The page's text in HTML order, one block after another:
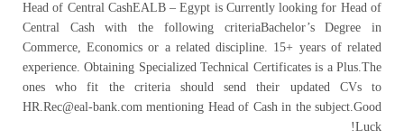
Head of Central CashEALB – Egypt is Currently looking for Head of
Central Cash with the following criteriaBachelor’s Degree in
Commerce, Economics or a related discipline. 15+ years of related
experience. Obtaining Specialized Technical Certificates is a Plus.The
ones who fit the criteria should send their updated CVs to
HR.Rec@eal-bank.com mentioning Head of Cash in the subject.Good
Luck!